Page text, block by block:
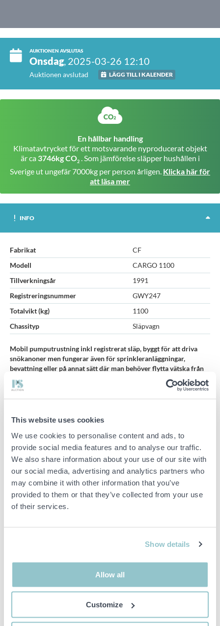
This website uses cookies
We use cookies to personalise content and ads, to
provide social media features and to analyse our traffic.
We also share information about your use of our site with
our social media, advertising and analytics partners who
may combine it with other information that you’ve
provided to them or that they’ve collected from your use
of their services.
Show details
Allow all
Customize
AUKTIONEN AVSLUTAS
Onsdag, 2025-03-26 12:10
Auktionen avslutad LÄGG TILL I KALENDER
En hållbar handling
Klimatavtrycket för ett motsvarande nyproducerat objekt
är ca 3746kg CO2 . Som jämförelse släpper hushållen i
Sverige ut ungefär 7000kg per person årligen. Klicka här för
att läsa mer
INFO
Fabrikat
CF
Modell
CARGO 1100
Tillverkningsår
1991
Registreringsnummer
GWY247
Totalvikt (kg)
1100
Chassityp
Släpvagn
Mobil pumputrustning inkl registrerat släp, byggt för att driva
snökanoner men fungerar även för sprinkleranläggningar,
bevattning eller på annat sätt där man behöver flytta vätska från
punkt A till B
Motor: ABB 37kW asynkron 400V/delta 64amp. 2950rpm
Frekvensomformare / frekvensriktare Vacon FLOW 45kW
87amp
Inkommande el matas med 64amp och det är CEE intag på
utsidan av vagnen inkopplat och klart till styrskåp/pumpmotor
Utöver detta så är det nytt rejält styrskåp installerat
Släpvagn Cargo 1100 skåp, täckt med jalusiöppning bak
objekt. Eventuella avvikelser från likvärdiga begagnade varor
beskrivs under sektionen Anmärkningar i beskrivningen på